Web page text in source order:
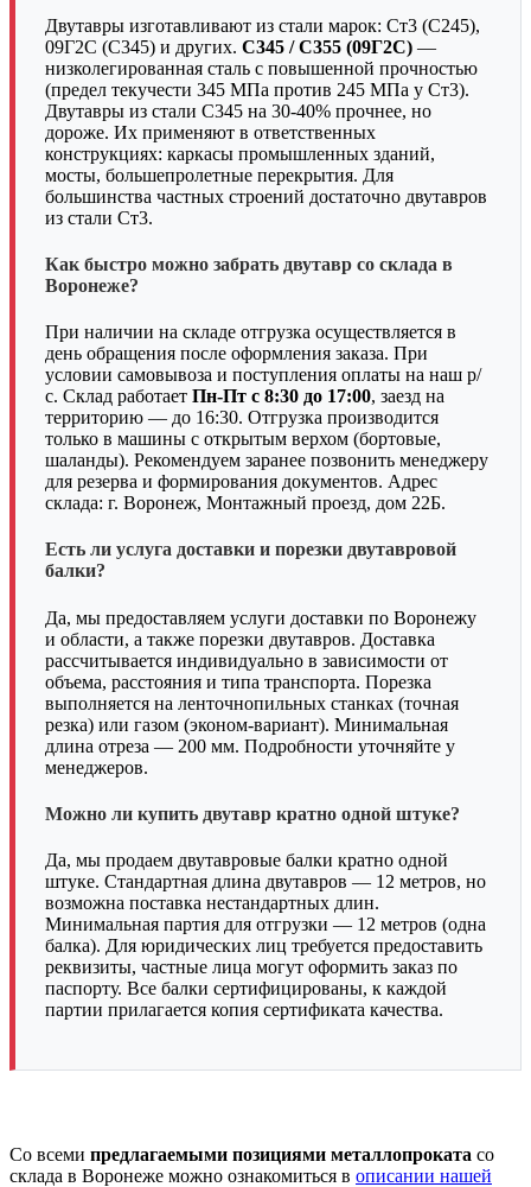
Двутавры изготавливают из стали марок: Ст3 (С245),
09Г2С (С345) и других. С345 / С355 (09Г2С) —
низколегированная сталь с повышенной прочностью
(предел текучести 345 МПа против 245 МПа у Ст3).
Двутавры из стали С345 на 30-40% прочнее, но
дороже. Их применяют в ответственных
конструкциях: каркасы промышленных зданий,
мосты, большепролетные перекрытия. Для
большинства частных строений достаточно двутавров
из стали Ст3.
Как быстро можно забрать двутавр со склада в
Воронеже?
При наличии на складе отгрузка осуществляется в
день обращения после оформления заказа. При
условии самовывоза и поступления оплаты на наш р/
с. Склад работает Пн-Пт с 8:30 до 17:00, заезд на
территорию — до 16:30. Отгрузка производится
только в машины с открытым верхом (бортовые,
шаланды). Рекомендуем заранее позвонить менеджеру
для резерва и формирования документов. Адрес
склада: г. Воронеж, Монтажный проезд, дом 22Б.
Есть ли услуга доставки и порезки двутавровой
балки?
Да, мы предоставляем услуги доставки по Воронежу
и области, а также порезки двутавров. Доставка
рассчитывается индивидуально в зависимости от
объема, расстояния и типа транспорта. Порезка
выполняется на ленточнопильных станках (точная
резка) или газом (эконом-вариант). Минимальная
длина отреза — 200 мм. Подробности уточняйте у
менеджеров.
Можно ли купить двутавр кратно одной штуке?
Да, мы продаем двутавровые балки кратно одной
штуке. Стандартная длина двутавров — 12 метров, но
возможна поставка нестандартных длин.
Минимальная партия для отгрузки — 12 метров (одна
балка). Для юридических лиц требуется предоставить
реквизиты, частные лица могут оформить заказ по
паспорту. Все балки сертифицированы, к каждой
партии прилагается копия сертификата качества.
Со всеми предлагаемыми позициями металлопроката со
склада в Воронеже можно ознакомиться в описании нашей